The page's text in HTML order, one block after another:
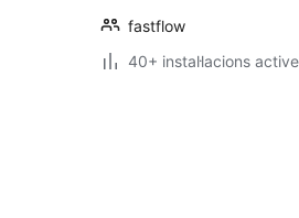
fastflow
40+ instal·lacions